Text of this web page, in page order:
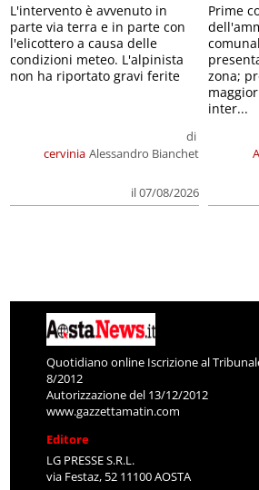
cervinia
di
Alessandro Bianchet
il 07/08/2026
L'intervento è avvenuto in
parte via terra e in parte con
l'elicottero a causa delle
condizioni meteo. L'alpinista
non ha riportato gravi ferite
Prime
zona;
inter...
Quotidiano online Iscrizione al
8/2012
Autorizzazione del 13/12/2012
www.gazzettamatin.com
Editore
LG PRESSE S.R.L.
via Festaz, 52 11100 AOSTA